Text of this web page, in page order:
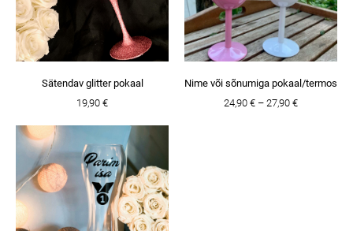
Sätendav glitter pokaal
19,90 €
Nime või sõnumiga pokaal/termos
24,90 € – 27,90 €